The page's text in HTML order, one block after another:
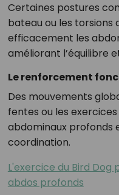
Certaines postures
bateau ou les torsions
efficacement les
améliorant l’équilibre
Le renforcement
Des mouvements
fentes ou les
abdominaux profonds
coordination.
L'exercice du Bird
abdos profonds